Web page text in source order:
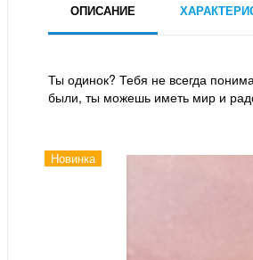
ОПИСАНИЕ
Ты одинок? Тебя не всегда
были, ты можешь иметь мир и
Новинка